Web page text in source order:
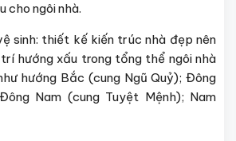
cho ngôi nhà.
sinh: thiết kế kiến trúc nhà đẹp nên
hướng xấu trong tổng thể ngôi nhà
hướng Bắc (cung Ngũ Quỷ); Đông
Nam (cung Tuyệt Mệnh); Nam